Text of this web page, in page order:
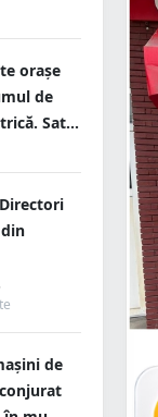
orașe
de
Sat...
de